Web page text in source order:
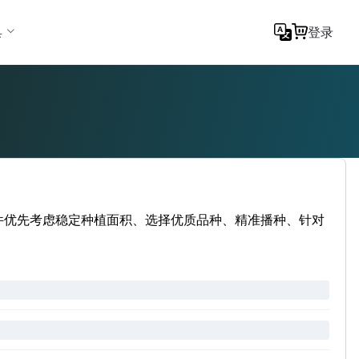
登录
先考虑稳定种植面积、选择优质品种、精准播种、针对